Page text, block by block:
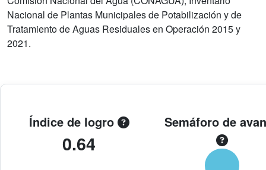
Nacional de Plantas Municipales de Potabilización y de
Tratamiento de Aguas Residuales en Operación 2015 y
2021.
Índice de logro
0.64
Semáforo de